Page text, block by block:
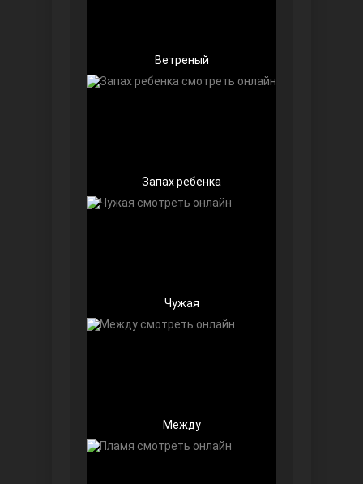
Девушка за стеклом
Ветреный
Запах ребенка
Чужая
Между